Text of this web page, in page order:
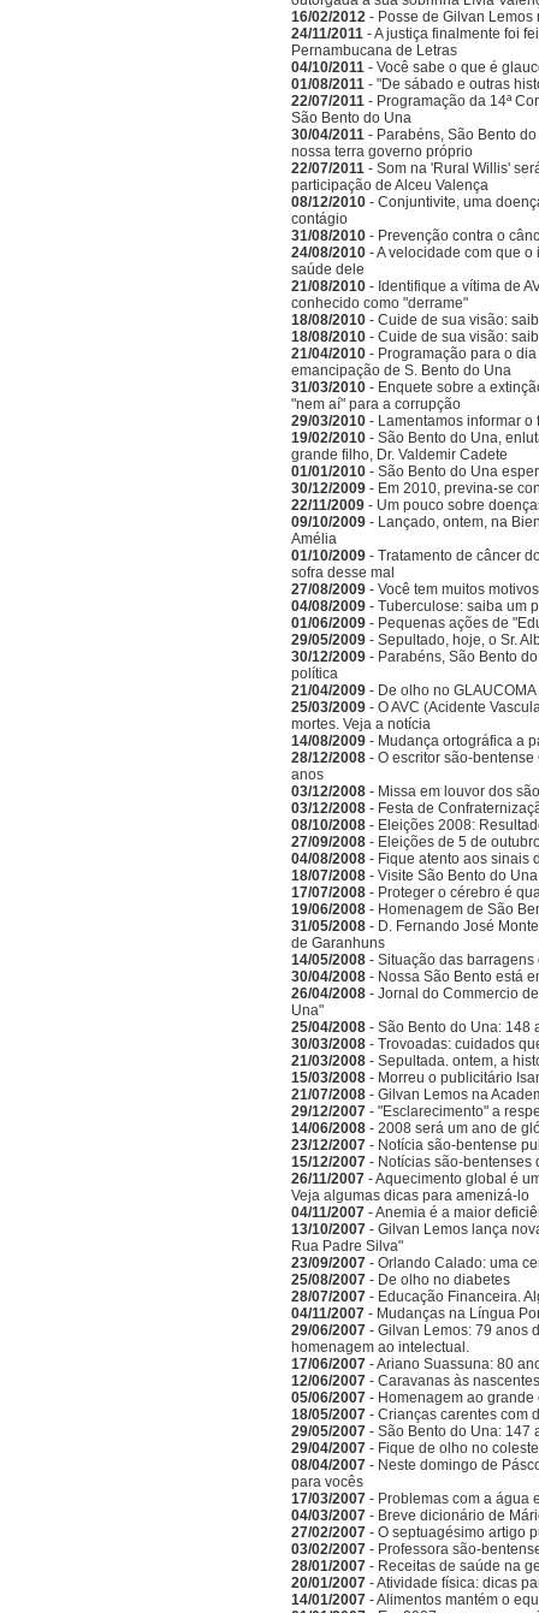
16/02/2012 - Posse de Gilvan
24/11/2011 - A justiça finalmente foi
Pernambucana de Letras
04/10/2011 - Você sabe o que é
01/08/2011 - "De sábado e outras
22/07/2011 - Programação da 14ª
São Bento do Una
30/04/2011 - Parabéns, São Bento
nossa terra governo próprio
22/07/2011 - Som na 'Rural Willis'
participação de Alceu Valença
08/12/2010 - Conjuntivite, uma
contágio
31/08/2010 - Prevenção contra o
24/08/2010 - A velocidade com que
saúde dele
21/08/2010 - Identifique a vítima de
conhecido como "derrame"
18/08/2010 - Cuide de sua visão:
18/08/2010 - Cuide de sua visão:
21/04/2010 - Programação para o
emancipação de S. Bento do Una
31/03/2010 - Enquete sobre a
"nem aí" para a corrupção
29/03/2010 - Lamentamos informar
19/02/2010 - São Bento do Una,
grande filho, Dr. Valdemir Cadete
01/01/2010 - São Bento do Una
30/12/2009 - Em 2010, previna-se
22/11/2009 - Um pouco sobre
09/10/2009 - Lançado, ontem, na
Amélia
01/10/2009 - Tratamento de câncer
sofra desse mal
27/08/2009 - Você tem muitos
04/08/2009 - Tuberculose: saiba um
01/06/2009 - Pequenas ações de
29/05/2009 - Sepultado, hoje, o Sr.
30/12/2009 - Parabéns, São Bento
política
21/04/2009 - De olho no GLAUCOMA
25/03/2009 - O AVC (Acidente
mortes. Veja a notícia
14/08/2009 - Mudança ortográfica a
28/12/2008 - O escritor são-
anos
03/12/2008 - Missa em louvor dos
03/12/2008 - Festa de
08/10/2008 - Eleições 2008:
27/09/2008 - Eleições de 5 de
04/08/2008 - Fique atento aos sinais
18/07/2008 - Visite São Bento do
17/07/2008 - Proteger o cérebro é
19/06/2008 - Homenagem de São
31/05/2008 - D. Fernando José
de Garanhuns
14/05/2008 - Situação das
30/04/2008 - Nossa São Bento está
26/04/2008 - Jornal do Commercio
Una"
25/04/2008 - São Bento do Una: 148
30/03/2008 - Trovoadas: cuidados
21/03/2008 - Sepultada. ontem, a
15/03/2008 - Morreu o publicitário
21/07/2008 - Gilvan Lemos na
29/12/2007 - "Esclarecimento" a
14/06/2008 - 2008 será um ano de
23/12/2007 - Notícia são-bentense
15/12/2007 - Notícias são-bentenses
26/11/2007 - Aquecimento global é
Veja algumas dicas para amenizá-lo
04/11/2007 - Anemia é a maior
13/10/2007 - Gilvan Lemos lança
Rua Padre Silva"
23/09/2007 - Orlando Calado: uma
25/08/2007 - De olho no diabetes
28/07/2007 - Educação Financeira.
04/11/2007 - Mudanças na Língua
29/06/2007 - Gilvan Lemos: 79 anos
homenagem ao intelectual.
17/06/2007 - Ariano Suassuna: 80
12/06/2007 - Caravanas às
05/06/2007 - Homenagem ao
18/05/2007 - Crianças carentes com
29/05/2007 - São Bento do Una: 147
29/04/2007 - Fique de olho no
08/04/2007 - Neste domingo de
para vocês
17/03/2007 - Problemas com a água
04/03/2007 - Breve dicionário de
27/02/2007 - O septuagésimo artigo
03/02/2007 - Professora são-
28/01/2007 - Receitas de saúde na
20/01/2007 - Atividade física: dicas
14/01/2007 - Alimentos mantém o